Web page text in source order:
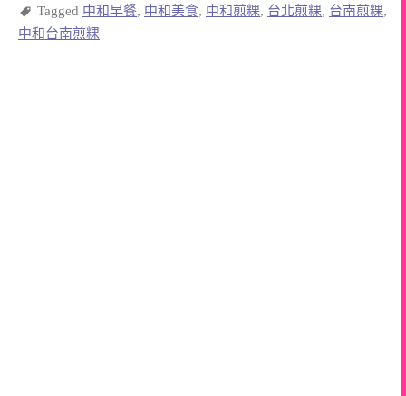
Tagged 中和早餐, 中和美食, 中和煎粿, 台北煎粿, 台南煎粿,
中和台南煎粿